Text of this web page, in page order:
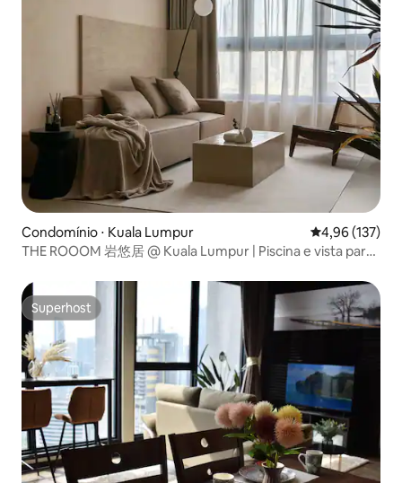
Condomínio ⋅ Kuala Lumpur 4,96 de uma
4,96 (137)
THE ROOOM 岩悠居 @ Kuala Lumpur | Piscina e vista para
Superhost
Superhost